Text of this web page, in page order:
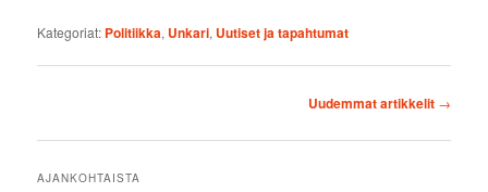
Kategoriat: Politiikka, Unkari, Uutiset ja tapahtumat
Uudemmat artikkelit →
AJANKOHTAISTA